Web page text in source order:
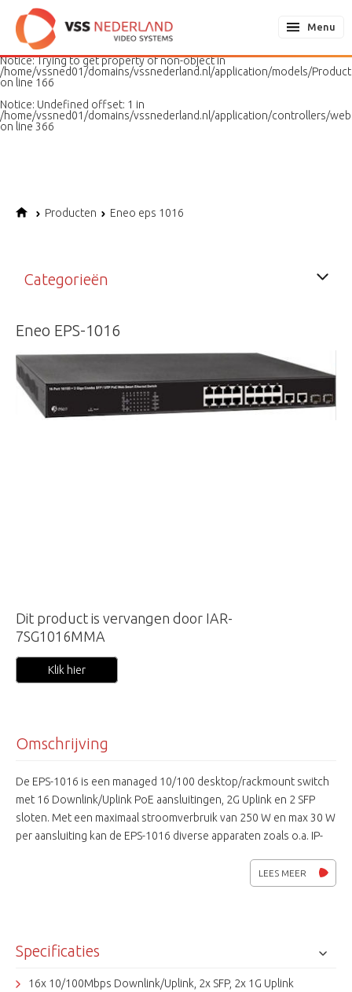
Notice: Undefined variable: page in
/home/vssned01/domains/vssnederland.nl/application/models/
on line
187
Notice: Trying to get property of non-object in
/home/vssned01/domains/vssnederland.nl/application/models/
on line 166
Notice: Undefined offset: 1 in
/home/vssned01/domains/vssnederland.nl/application/controllers/
on line 366
Menu
Producten Eneo eps 1016
Categorieën
Eneo EPS-1016
Dit product is vervangen door IAR-
7SG1016MMA
Klik hier
Omschrijving
De EPS-1016 is een managed 10/100 desktop/rackmount switch
met 16 Downlink/Uplink PoE aansluitingen, 2G Uplink en 2 SFP
sloten. Met een maximaal stroomverbruik van 250 W en max 30 W
per aansluiting kan de EPS-1016 diverse apparaten zoals o.a. IP-
LEES MEER
Specificaties
16x 10/100Mbps Downlink/Uplink, 2x SFP, 2x 1G Uplink